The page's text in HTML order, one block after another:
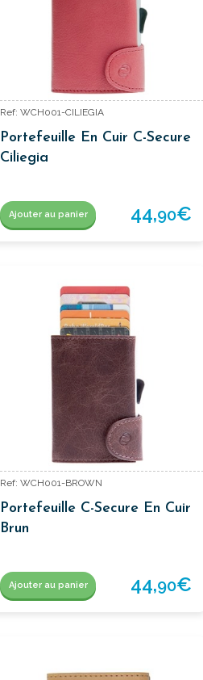
Ref: WCH001-CILIEGIA
Portefeuille En Cuir C-Secure
Ciliegia
Ajouter au panier 44,90€
Ref: WCH001-BROWN
Portefeuille C-Secure En Cuir
Brun
Ajouter au panier 44,90€